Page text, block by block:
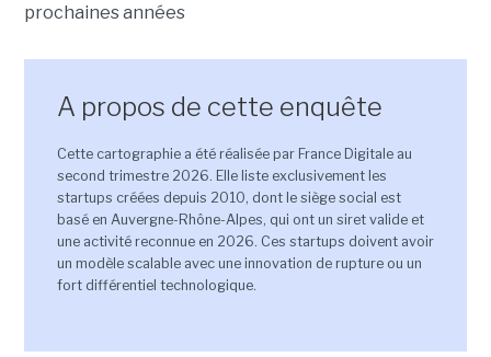
prochaines années
A propos de cette enquête
Cette cartographie a été réalisée par France Digitale au
second trimestre 2026. Elle liste exclusivement les
startups créées depuis 2010, dont le siège social est
basé en Auvergne-Rhône-Alpes, qui ont un siret valide et
une activité reconnue en 2026. Ces startups doivent avoir
un modèle scalable avec une innovation de rupture ou un
fort différentiel technologique.